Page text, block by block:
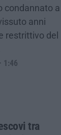
condannato a
anni
restrittivo del
1:46
tra